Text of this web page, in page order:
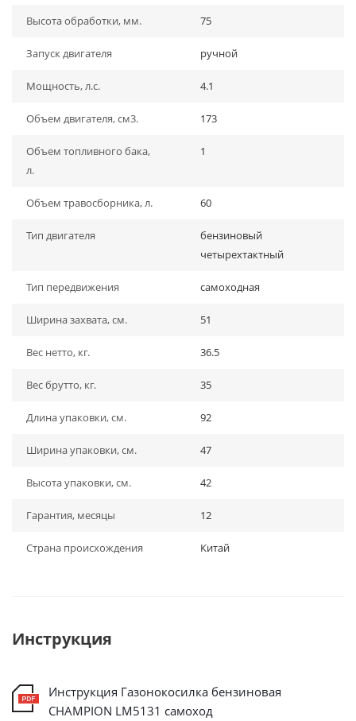
Высота обработки, мм. 75
Запуск двигателя ручной
Мощность, л.с. 4.1
Объем двигателя, см3. 173
Объем топливного бака,
л.
1
Объем травосборника, л. 60
Тип двигателя
бензиновый
четырехтактный
Тип передвижения самоходная
Ширина захвата, см. 51
Вес нетто, кг. 36.5
Вес брутто, кг. 35
Длина упаковки, см. 92
Ширина упаковки, см. 47
Высота упаковки, см. 42
Гарантия, месяцы 12
Страна происхождения Китай
Инструкция
Инструкция Газонокосилка бензиновая
CHAMPION LM5131 самоход